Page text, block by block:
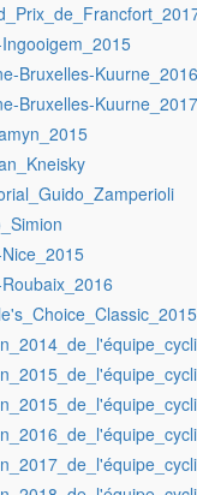
Bruxelles-Kuurne_2016
Bruxelles-Kuurne_2017